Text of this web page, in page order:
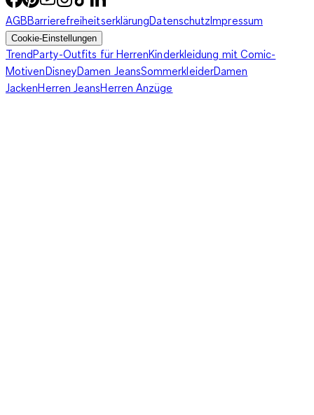
AGBBarrierefreiheitserklärungDatenschutzImpressum
Cookie-Einstellungen
TrendParty-Outfits für HerrenKinderkleidung mit Comic-
MotivenDisneyDamen JeansSommerkleiderDamen
JackenHerren JeansHerren Anzüge